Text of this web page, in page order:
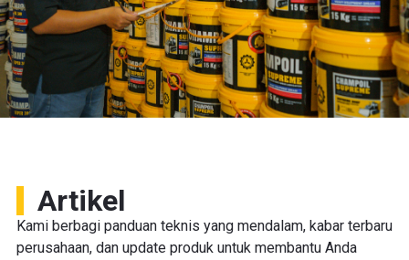
Artikel
Kami berbagi panduan teknis yang mendalam, kabar terbaru
perusahaan, dan update produk untuk membantu Anda